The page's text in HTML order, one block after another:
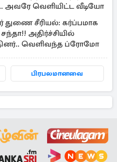
அவரே வெளியிட்ட வீடியோ
சீரியல்: கர்ப்பமாக
அதிர்ச்சியில்
வெளிவந்த ப்ரோமோ
பிரபலமானவை